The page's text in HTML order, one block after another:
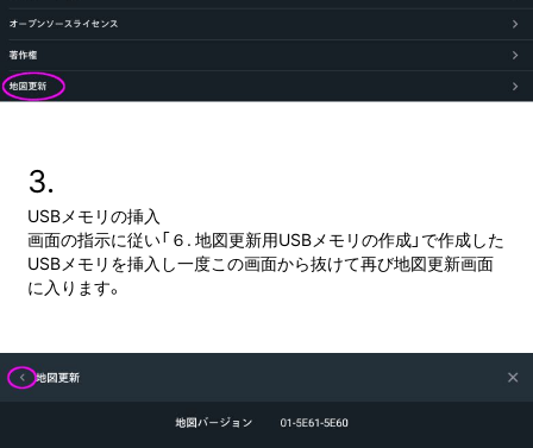
3.
USBメモリの挿入
画面の指示に従い「６. 地図更新用USBメモリの作成」で作成した
USBメモリを挿入し一度この画面から抜けて再び地図更新画面
に入ります。